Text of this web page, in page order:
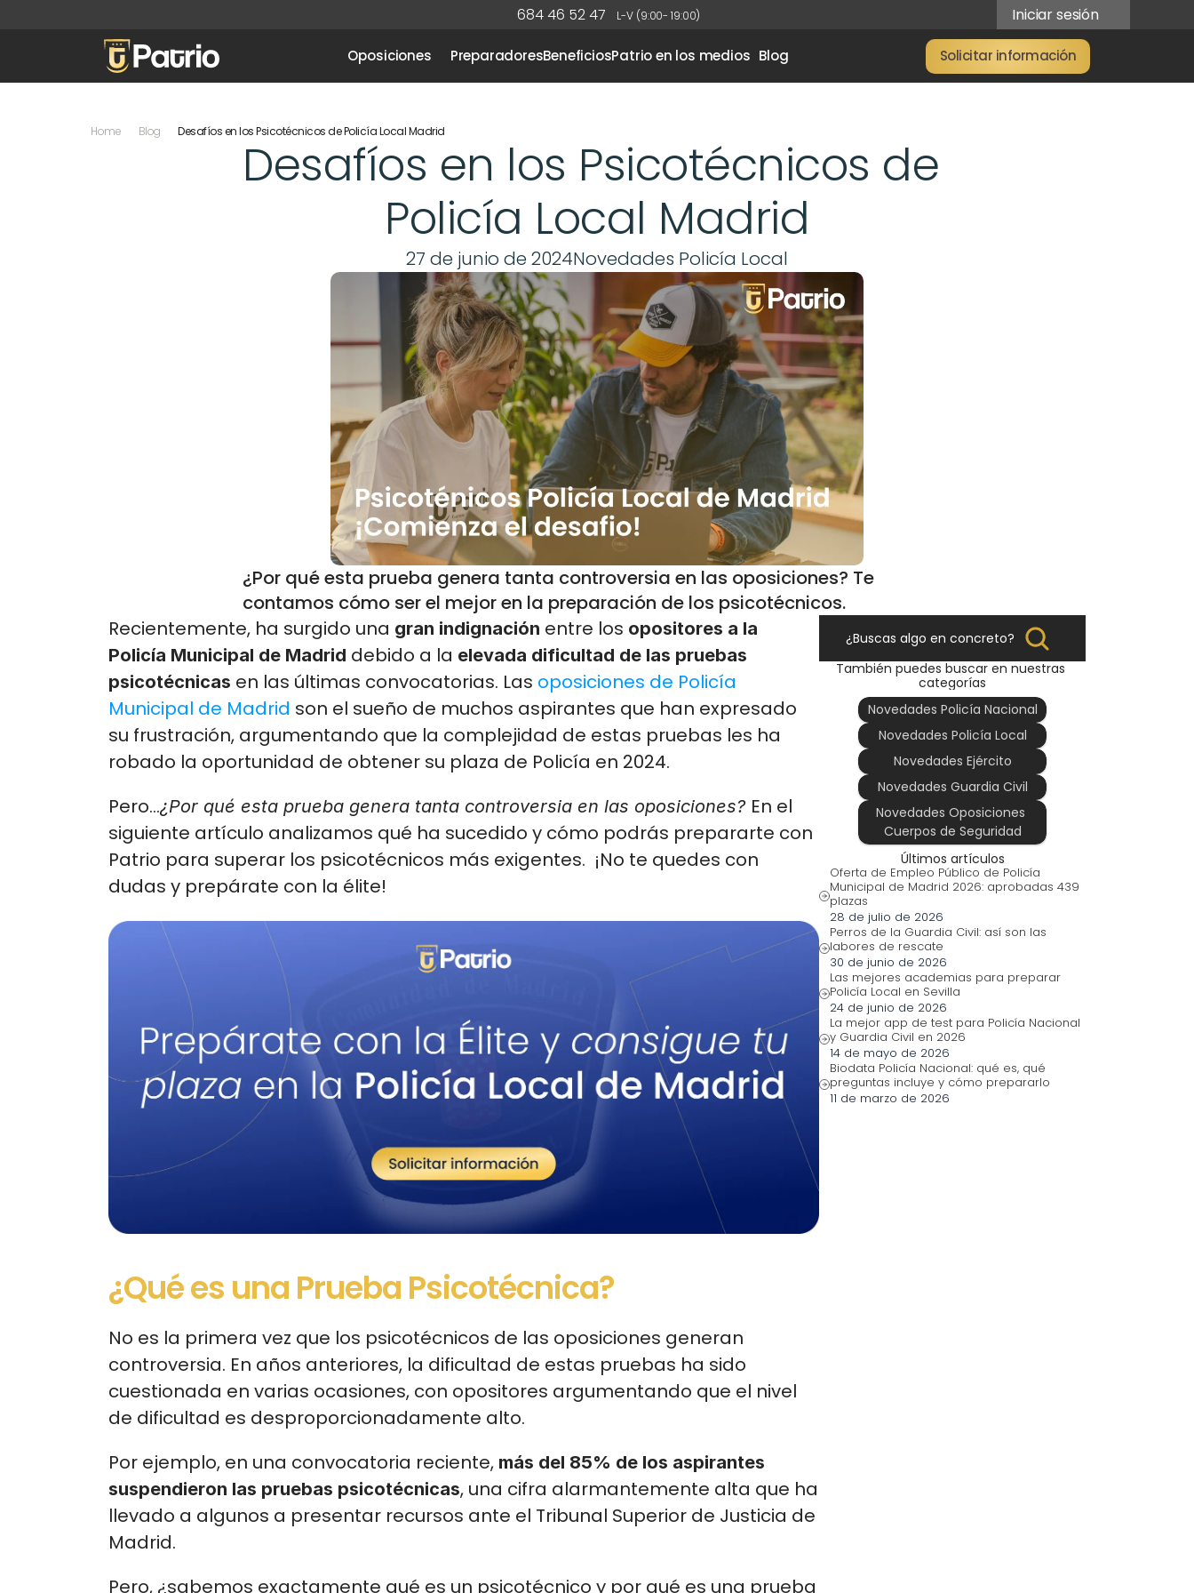
684 46 52 47 L-V (9:00- 19:00) Iniciar sesión
Oposiciones PreparadoresBeneficiosPatrio en los medios Blog Solicitar información
Home Blog Desafíos en los Psicotécnicos de Policía Local Madrid
Desafíos en los Psicotécnicos de
Policía Local Madrid
27 de junio de 2024Novedades Policía Local
¿Por qué esta prueba genera tanta controversia en las oposiciones? Te
contamos cómo ser el mejor en la preparación de los psicotécnicos.
Recientemente, ha surgido una gran indignación entre los opositores a la
Policía Municipal de Madrid debido a la elevada dificultad de las pruebas
psicotécnicas en las últimas convocatorias. Las oposiciones de Policía
Municipal de Madrid son el sueño de muchos aspirantes que han expresado
su frustración, argumentando que la complejidad de estas pruebas les ha
robado la oportunidad de obtener su plaza de Policía en 2024.
Pero…¿Por qué esta prueba genera tanta controversia en las oposiciones? En el
siguiente artículo analizamos qué ha sucedido y cómo podrás prepararte con
Patrio para superar los psicotécnicos más exigentes.  ¡No te quedes con
dudas y prepárate con la élite!
¿Qué es una Prueba Psicotécnica?
No es la primera vez que los psicotécnicos de las oposiciones generan
controversia. En años anteriores, la dificultad de estas pruebas ha sido
cuestionada en varias ocasiones, con opositores argumentando que el nivel
de dificultad es desproporcionadamente alto.
Por ejemplo, en una convocatoria reciente, más del 85% de los aspirantes
suspendieron las pruebas psicotécnicas, una cifra alarmantemente alta que ha
llevado a algunos a presentar recursos ante el Tribunal Superior de Justicia de
Madrid.
Pero, ¿sabemos exactamente qué es un psicotécnico y por qué es una prueba
¿Buscas algo en concreto?
También puedes buscar en nuestras
categorías
Novedades Policía Nacional
Novedades Policía Local
Novedades Ejército
Novedades Guardia Civil
Novedades Oposiciones
Cuerpos de Seguridad
Últimos artículos
Oferta de Empleo Público de Policía
Municipal de Madrid 2026: aprobadas 439
plazas
28 de julio de 2026
Perros de la Guardia Civil: así son las
labores de rescate
30 de junio de 2026
Las mejores academias para preparar
Policía Local en Sevilla
24 de junio de 2026
La mejor app de test para Policía Nacional
y Guardia Civil en 2026
14 de mayo de 2026
Biodata Policía Nacional: qué es, qué
preguntas incluye y cómo prepararlo
11 de marzo de 2026